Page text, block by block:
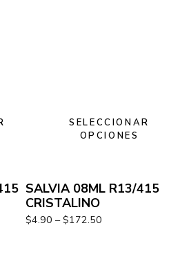
SELECCIONAR
OPCIONES
SALVIA 08ML R13/415
CRISTALINO
$4.90 – $172.50